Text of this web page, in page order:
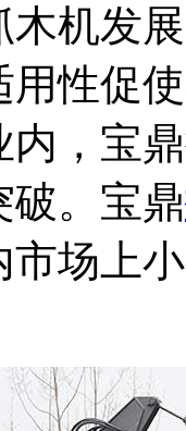
木机发
用性促
内，宝
破。宝鼎
市场上